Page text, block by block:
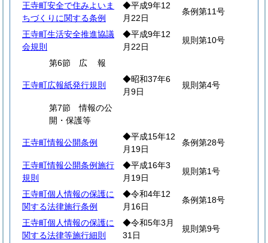
王寺町安全で住みよいま
ちづくりに関する条例
◆平成9年12
月22日
条例第11号
王寺町生活安全推進協議
会規則
◆平成9年12
月22日
規則第10号
第6節 広報
王寺町広報紙発行規則
◆昭和37年6
月9日
規則第4号
第7節 情報の公
開・保護等
王寺町情報公開条例
◆平成15年12
月19日
条例第28号
王寺町情報公開条例施行
規則
◆平成16年3
月19日
規則第1号
王寺町個人情報の保護に
関する法律施行条例
◆令和4年12
月16日
条例第18号
王寺町個人情報の保護に
関する法律等施行細則
◆令和5年3月
31日
規則第9号